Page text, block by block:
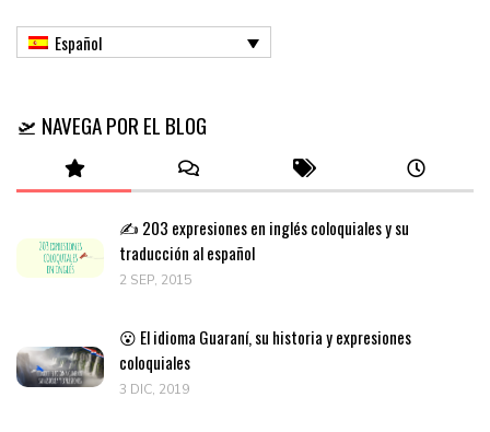
Español
🛫 NAVEGA POR EL BLOG
✍️ 203 expresiones en inglés coloquiales y su
traducción al español
2 SEP, 2015
😮 El idioma Guaraní, su historia y expresiones
coloquiales
3 DIC, 2019